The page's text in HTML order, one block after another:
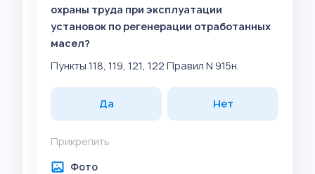
охраны труда при эксплуатации
установок по регенерации отработанных
масел?
Пункты 118, 119, 121, 122 Правил N 915н.
Да Нет
Прикрепить
Фото